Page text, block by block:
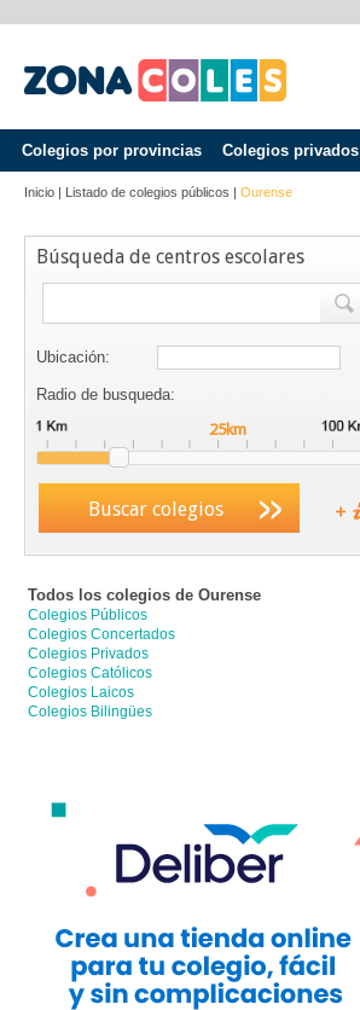
Colegios por provincias Colegios privados
Inicio | Listado de colegios públicos | Ourense
Búsqueda de centros escolares
Ubicación:
Radio de busqueda:
Buscar colegios
Todos los colegios de Ourense
Colegios Públicos
Colegios Concertados
Colegios Privados
Colegios Católicos
Colegios Laicos
Colegios Bilingües